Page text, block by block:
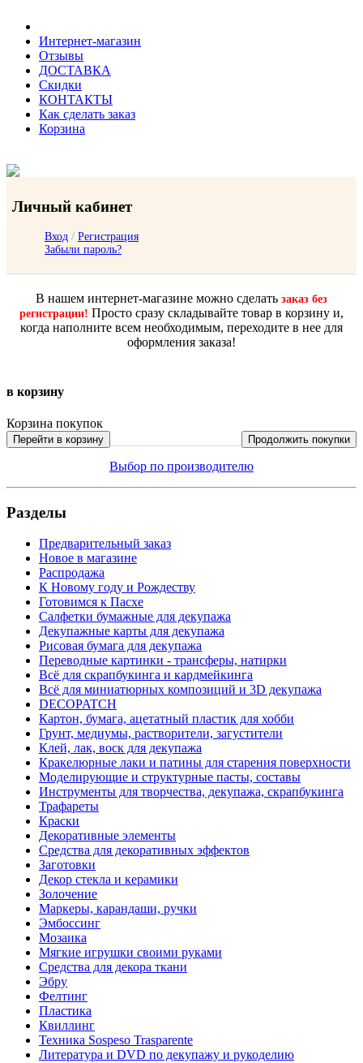
Интернет-магазин
Отзывы
ДОСТАВКА
Скидки
КОНТАКТЫ
Как сделать заказ
Корзина
Личный кабинет
Вход / Регистрация
Забыли пароль?
В нашем интернет-магазине можно сделать заказ без
регистрации! Просто сразу складывайте товар в корзину и,
когда наполните всем необходимым, переходите в нее для
оформления заказа!
в корзину
Корзина покупок
Перейти в корзину Продолжить покупки
Выбор по производителю
Разделы
Предварительный заказ
Новое в магазине
Распродажа
К Новому году и Рождеству
Готовимся к Пасхе
Салфетки бумажные для декупажа
Декупажные карты для декупажа
Рисовая бумага для декупажа
Переводные картинки - трансферы, натирки
Всё для скрапбукинга и кардмейкинга
Всё для миниатюрных композиций и 3D декупажа
DECOPATCH
Картон, бумага, ацетатный пластик для хобби
Грунт, медиумы, растворители, загустители
Клей, лак, воск для декупажа
Кракелюрные лаки и патины для старения поверхности
Моделирующие и структурные пасты, составы
Инструменты для творчества, декупажа, скрапбукинга
Трафареты
Краски
Декоративные элементы
Средства для декоративных эффектов
Заготовки
Декор стекла и керамики
Золочение
Маркеры, карандаши, ручки
Эмбоссинг
Мозаика
Мягкие игрушки своими руками
Средства для декора ткани
Эбру
Фелтинг
Пластика
Квиллинг
Техника Sospeso Trasparente
Литература и DVD по декупажу и рукоделию